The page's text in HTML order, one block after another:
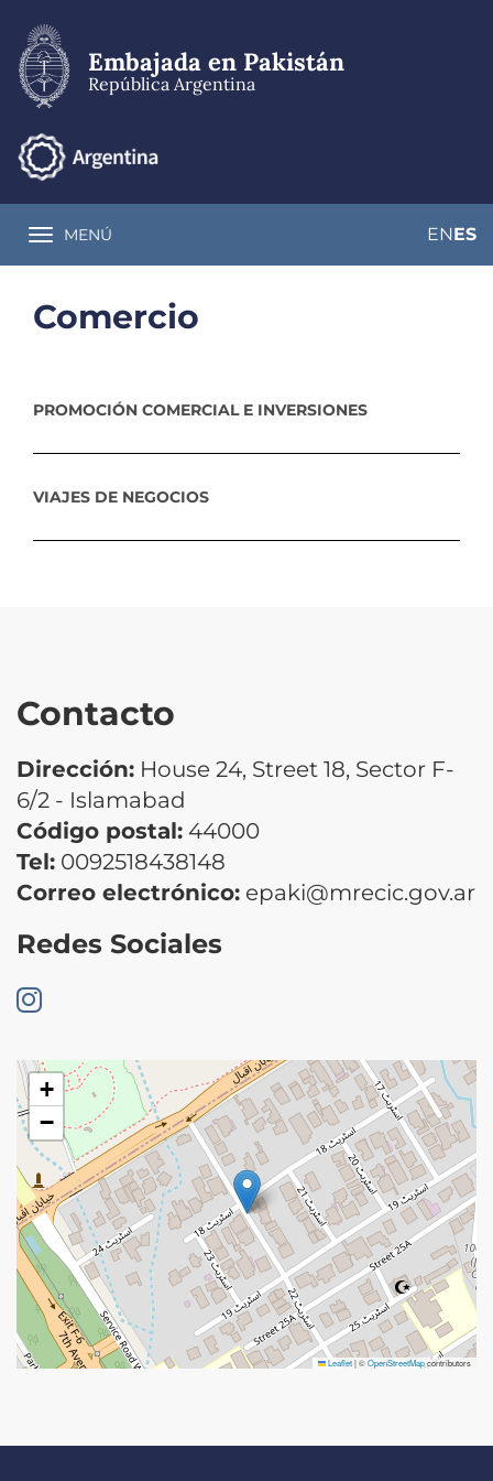
contenido
principal
Embajada en Pakistán
República Argentina
Toggle navigation
MENÚ ENES
Comercio
PROMOCIÓN COMERCIAL E INVERSIONES
VIAJES DE NEGOCIOS
Contacto
Dirección: House 24, Street 18, Sector F-
6/2 - Islamabad
Código postal: 44000
Tel: 0092518438148
Correo electrónico: epaki@mrecic.gov.ar
Redes Sociales
+
−
Leaflet|©OpenStreetMapcontributors